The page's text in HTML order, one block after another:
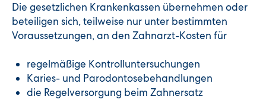
Die gesetzlichen Krankenkassen übernehmen oder
beteiligen sich, teilweise nur unter bestimmten
Voraussetzungen, an den Zahnarzt-Kosten für
regelmäßige Kontrolluntersuchungen
Karies- und Parodontosebehandlungen
die Regelversorgung beim Zahnersatz